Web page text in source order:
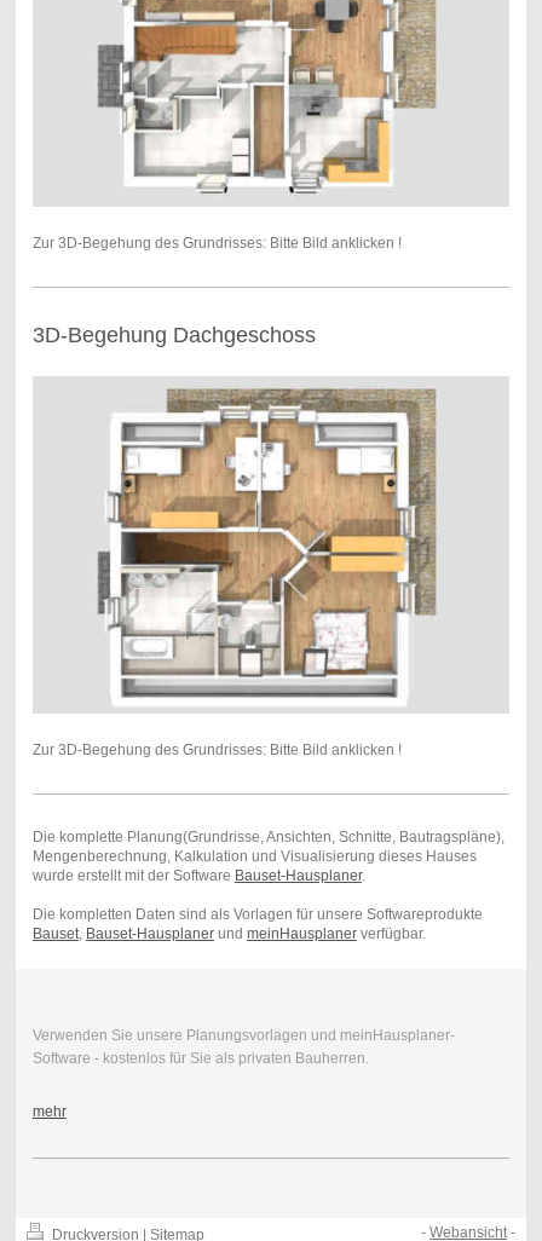
Zur 3D-Begehung des Grundrisses: Bitte Bild anklicken !
3D-Begehung Dachgeschoss
Zur 3D-Begehung des Grundrisses: Bitte Bild anklicken !
Die komplette Planung(Grundrisse, Ansichten, Schnitte, Bautragspläne),
Mengenberechnung, Kalkulation und Visualisierung dieses Hauses
wurde erstellt mit der Software Bauset-Hausplaner.
Die kompletten Daten sind als Vorlagen für unsere Softwareprodukte
Bauset, Bauset-Hausplanerund meinHausplanerverfügbar.
Verwenden Sie unsere Planungsvorlagen und meinHausplaner-
Software - kostenlos für Sie als privaten Bauherren.
mehr
Druckversion | Sitemap -Webansicht -